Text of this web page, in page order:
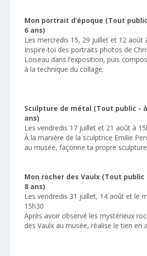
Mon portrait d’époque (Tout
6 ans)
Les mercredis 15, 29 juillet et 12 août
Inspire-toi des portraits photos de
Loiseau dans l’exposition, puis
à la technique du collage.
Sculpture de métal (Tout public -
ans)
Les vendredis 17 juillet et 21 août à
À la manière de la sculptrice Emilie
au musée, façonne ta propre
Mon rocher des Vaulx (Tout
8 ans)
Les vendredis 31 juillet, 14 août et le
15h30
Après avoir observé les mystérieux
des Vaulx au musée, réalise le tien en